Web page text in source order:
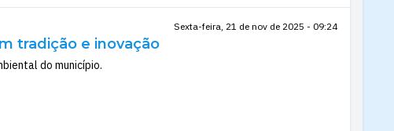
Sexta-feira, 21 de nov de 2025 - 09:24
tradição e inovação
do município.